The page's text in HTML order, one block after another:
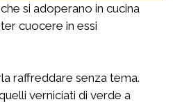
si adoperano in cucina
cuocere in essi
raffreddare senza tema.
verniciati di verde a